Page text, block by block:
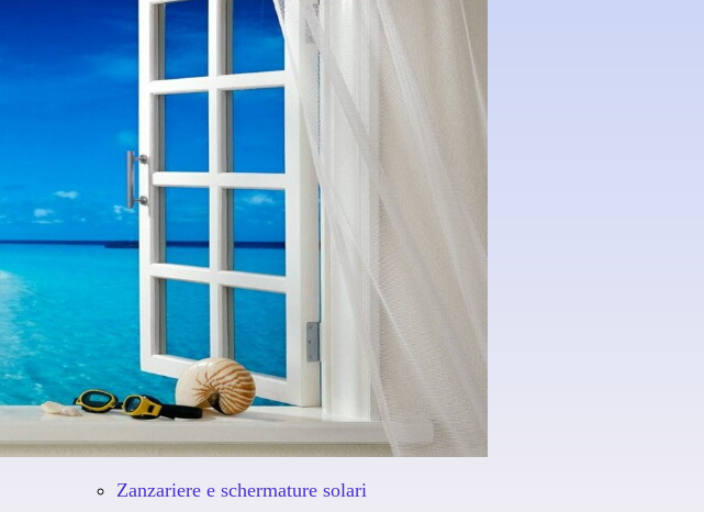
Serramenti legno alluminio
Serramenti legno vetro
Oscuri
Porte interne
Portoncini d'ingresso
Portoni sezionali
Zanzariere
Zanzariere e schermature solari